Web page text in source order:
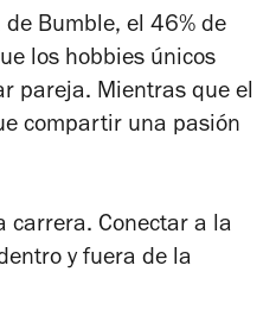
Bumble, el 46% de
los hobbies únicos
pareja. Mientras que el
compartir una pasión
carrera. Conectar a la
y fuera de la